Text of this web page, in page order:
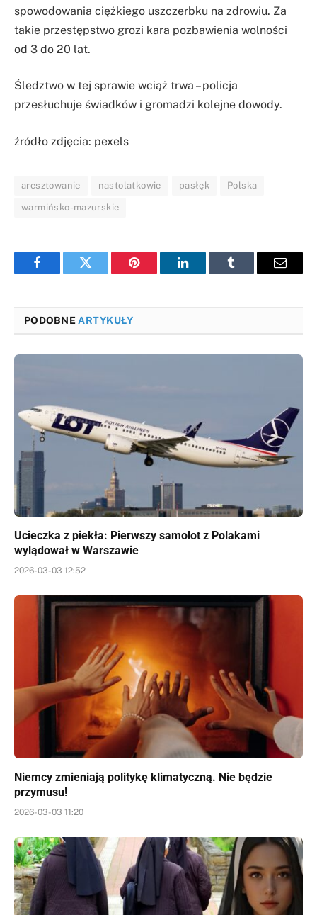
spowodowania ciężkiego uszczerbku na zdrowiu. Za
takie przestępstwo grozi kara pozbawienia wolności
od 3 do 20 lat.
Śledztwo w tej sprawie wciąż trwa – policja
przesłuchuje świadków i gromadzi kolejne dowody.
źródło zdjęcia: pexels
aresztowanie nastolatkowie pasłęk Polska
warmińsko-mazurskie
FacebookTwitter Pinterest LinkedInTumblr Email
PODOBNE ARTYKUŁY
Ucieczka z piekła: Pierwszy samolot z Polakami
wylądował w Warszawie
2026-03-03 12:52
Niemcy zmieniają politykę klimatyczną. Nie będzie
przymusu!
2026-03-03 11:20